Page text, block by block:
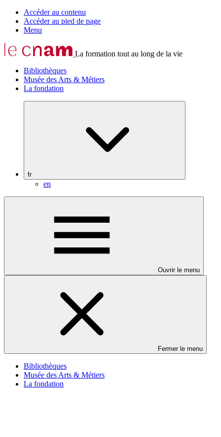
Accéder au contenu
Accéder au pied de page
Menu
La formation tout au long de la vie
Bibliothèques
Musée des Arts & Métiers
La fondation
fr
en
Ouvrir le menu
Fermer le menu
Bibliothèques
Musée des Arts & Métiers
La fondation